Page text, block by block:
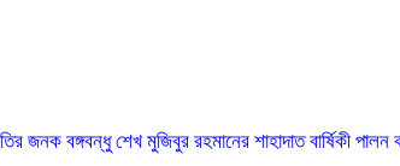
জনক বঙ্গবন্ধু শেখ মুজিবুর রহমানের শাহাদাত বার্ষিকী